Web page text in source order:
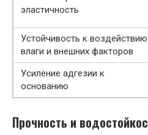
эластичность
Устойчивость к воздействию
влаги и внешних факторов
Усиление адгезии к
основанию
Прочность и